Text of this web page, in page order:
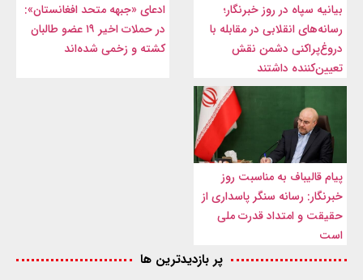
بیانیه سپاه در روز خبرنگار؛
رسانه‌های انقلابی در مقابله با
دروغ‌پراکنی دشمن نقش
تعیین‌کننده داشتند
ادعای «جبهه متحد افغانستان»:
در حملات اخیر ۱۹ عضو طالبان
کشته و زخمی شده‌اند
پیام قالیباف به مناسبت روز
خبرنگار: رسانه سنگر پاسداری از
حقیقت و امتداد قدرت ملی
است
پر بازدیدترین ها